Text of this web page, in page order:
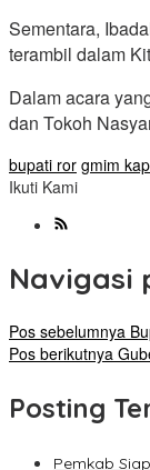
Sementara,
terambil dalam
Dalam acara
dan Tokoh
bupati ror gmim
Ikuti Kami
Navigasi
Pos sebelumnya
Pos berikutnya
Posting
Pemkab